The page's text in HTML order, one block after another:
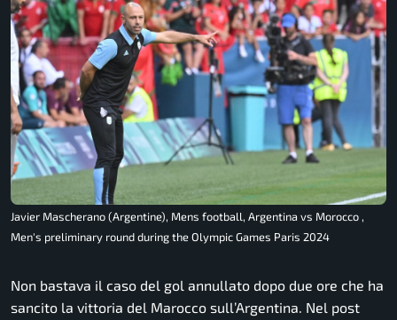
Javier Mascherano (Argentine), Mens football, Argentina vs Morocco ,
Men's preliminary round during the Olympic Games Paris 2024
Non bastava il caso del gol annullato dopo due ore che ha
sancito la vittoria del Marocco sull’Argentina. Nel post